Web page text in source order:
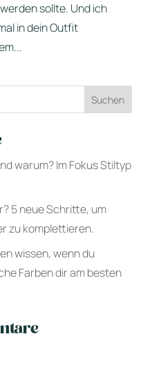
sollte. Und ich
in dein Outfit
warum? Im Fokus Stiltyp
5 neue Schritte, um
zu komplettieren.
wissen, wenn du
Farben dir am besten